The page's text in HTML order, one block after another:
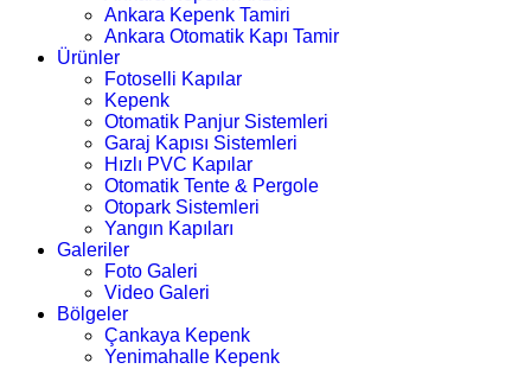
Ankara Kepenk Tamiri
Ankara Otomatik Kapı Tamir
Ürünler
Fotoselli Kapılar
Kepenk
Otomatik Panjur Sistemleri
Garaj Kapısı Sistemleri
Hızlı PVC Kapılar
Otomatik Tente & Pergole
Otopark Sistemleri
Yangın Kapıları
Galeriler
Foto Galeri
Video Galeri
Bölgeler
Çankaya Kepenk
Yenimahalle Kepenk